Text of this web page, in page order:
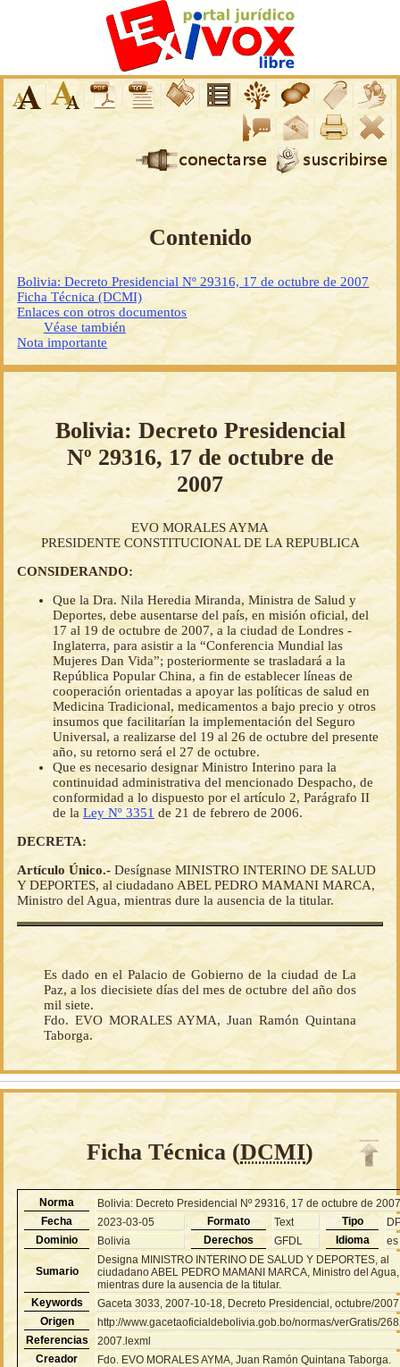
Contenido
Bolivia: Decreto Presidencial Nº 29316, 17 de octubre de 2007
Ficha Técnica (DCMI)
Enlaces con otros documentos
Véase también
Nota importante
Bolivia: Decreto Presidencial
Nº 29316, 17 de octubre de
2007
EVO MORALES AYMA
PRESIDENTE CONSTITUCIONAL DE LA REPUBLICA
CONSIDERANDO:
Que la Dra. Nila Heredia Miranda, Ministra de Salud y
Deportes, debe ausentarse del país, en misión oficial, del
17 al 19 de octubre de 2007, a la ciudad de Londres -
Inglaterra, para asistir a la “Conferencia Mundial las
Mujeres Dan Vida”; posteriormente se trasladará a la
República Popular China, a fin de establecer líneas de
cooperación orientadas a apoyar las políticas de salud en
Medicina Tradicional, medicamentos a bajo precio y otros
insumos que facilitarían la implementación del Seguro
Universal, a realizarse del 19 al 26 de octubre del presente
año, su retorno será el 27 de octubre.
Que es necesario designar Ministro Interino para la
continuidad administrativa del mencionado Despacho, de
conformidad a lo dispuesto por el artículo 2, Parágrafo II
de la Ley Nº 3351 de 21 de febrero de 2006.
DECRETA:
Artículo Único.- Desígnase MINISTRO INTERINO DE SALUD
Y DEPORTES, al ciudadano ABEL PEDRO MAMANI MARCA,
Ministro del Agua, mientras dure la ausencia de la titular.
Es dado en el Palacio de Gobierno de la ciudad de La
Paz, a los diecisiete días del mes de octubre del año dos
mil siete.
Fdo. EVO MORALES AYMA, Juan Ramón Quintana
Taborga.
Ficha Técnica (DCMI)
Norma
Bolivia: Decreto Presidencial Nº 29316, 17 de octubre de
Fecha
2023-03-05 Formato Text Tipo
Dominio
Bolivia Derechos GFDL Idioma es
Sumario
Designa MINISTRO INTERINO DE SALUD Y DEPORTES, al
ciudadano ABEL PEDRO MAMANI MARCA, Ministro del Agua,
mientras dure la ausencia de la titular.
Keywords
Gaceta 3033, 2007-10-18, Decreto Presidencial, octubre/2007
Origen
http://www.gacetaoficialdebolivia.gob.bo/normas/verGratis/
Referencias
2007.lexml
Creador
Fdo. EVO MORALES AYMA, Juan Ramón Quintana Taborga.